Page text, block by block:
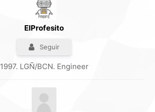
ElProfesito
Seguir
1997. LGÑ/BCN. Engineer